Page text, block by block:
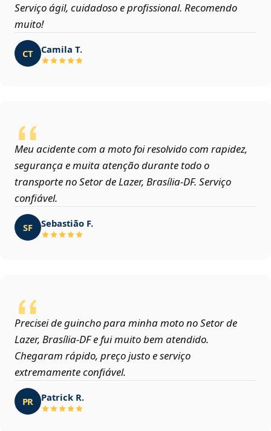
Serviço ágil, cuidadoso e profissional. Recomendo
muito!
CT Camila T.
Meu acidente com a moto foi resolvido com rapidez,
segurança e muita atenção durante todo o
transporte no Setor de Lazer, Brasília‑DF. Serviço
confiável.
SF Sebastião F.
Precisei de guincho para minha moto no Setor de
Lazer, Brasília‑DF e fui muito bem atendido.
Chegaram rápido, preço justo e serviço
extremamente confiável.
PR Patrick R.